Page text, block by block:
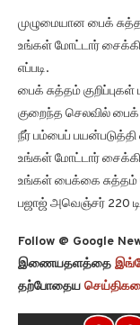
முழுமையான பைக்
உங்கள் மோட்டார்
எப்படி.
பைக் சுத்தம்
குறைந்த செலவில் பைக்
நீர் பம்பைப்
உங்கள் மோட்டார்
உங்கள் பைக்கை சுத்தம்
பஜாஜ் அவெஞ்சர் 220
Follow @ Google
இணையதளத்தை
தற்போதைய